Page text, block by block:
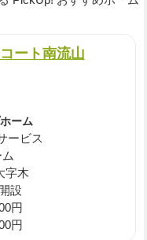
ート南流山
ーム
ービス
字木
設
円
円